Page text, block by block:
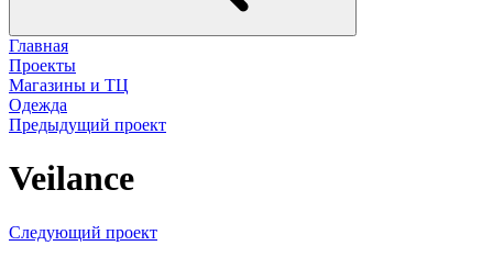
Главная
Проекты
Магазины и ТЦ
Одежда
Предыдущий проект
Veilance
Следующий проект